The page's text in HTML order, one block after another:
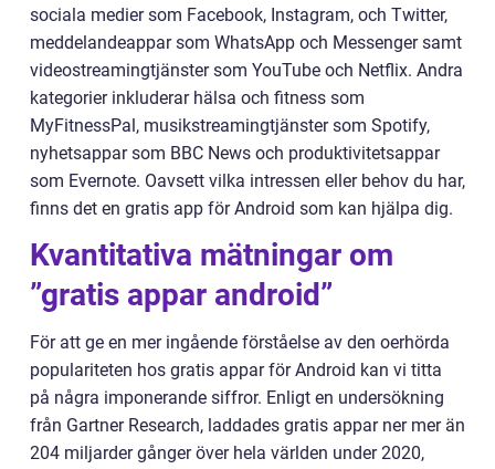
sociala medier som Facebook, Instagram, och Twitter,
meddelandeappar som WhatsApp och Messenger samt
videostreamingtjänster som YouTube och Netflix. Andra
kategorier inkluderar hälsa och fitness som
MyFitnessPal, musikstreamingtjänster som Spotify,
nyhetsappar som BBC News och produktivitetsappar
som Evernote. Oavsett vilka intressen eller behov du har,
finns det en gratis app för Android som kan hjälpa dig.
Kvantitativa mätningar om
”gratis appar android”
För att ge en mer ingående förståelse av den oerhörda
populariteten hos gratis appar för Android kan vi titta
på några imponerande siffror. Enligt en undersökning
från Gartner Research, laddades gratis appar ner mer än
204 miljarder gånger över hela världen under 2020,